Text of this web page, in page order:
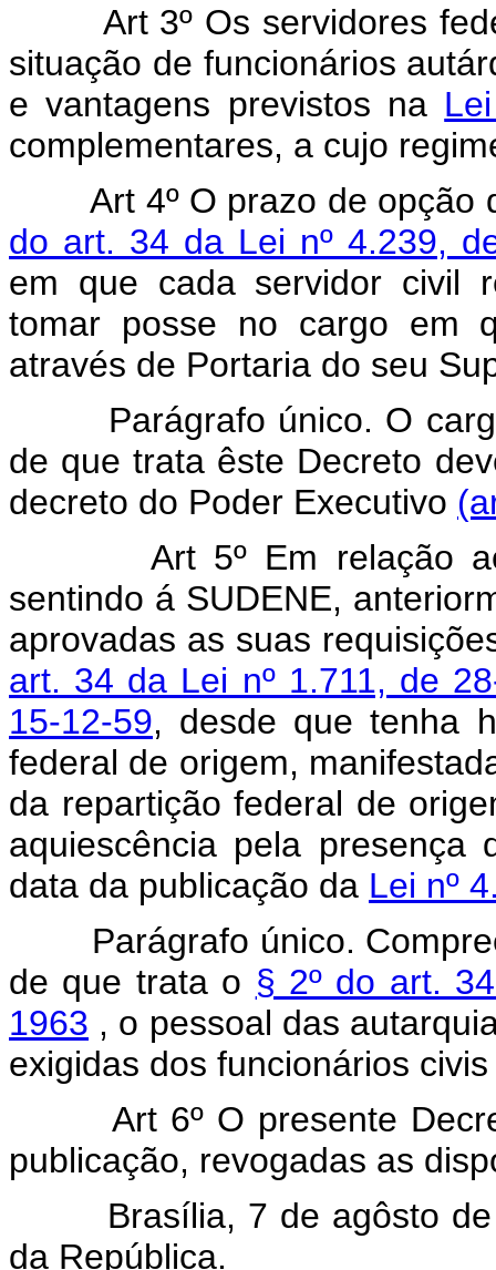
Art 3º Os servidores
situação de funcionários
e vantagens previstos na
complementares, a cujo
Art 4º O prazo de
do art. 34 da Lei nº 4.239,
em que cada servidor civil
tomar posse no cargo em
através de Portaria do seu
Parágrafo único. O cargo
de que trata êste Decreto
decreto do Poder Executivo
Art 5º Em relação aos
sentindo á SUDENE,
aprovadas as suas
art. 34 da Lei nº 1.711, de
15-12-59, desde que tenha
federal de origem,
da repartição federal de
aquiescência pela
data da publicação da Lei nº
Parágrafo único.
de que trata o § 2º do art.
1963 , o pessoal das
exigidas dos funcionários
Art 6º O presente
publicação, revogadas as
Brasília, 7 de agôsto de
da República.